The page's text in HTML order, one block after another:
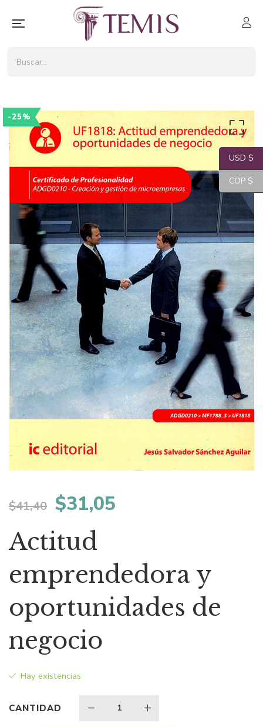
-25%
$41,40 El
precio
original
era:
$41,40.
$31,05
actual
es:
$31,05.
Actitud
emprendedora y
oportunidades de
negocio
Hay existencias
CANTIDAD
USD $
COP $